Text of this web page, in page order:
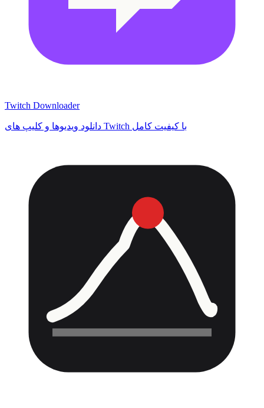
Twitch Downloader
دانلود ویدیوها و کلیپ های Twitch با کیفیت کامل